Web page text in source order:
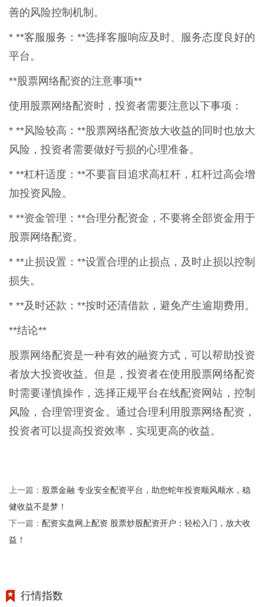
善的风险控制机制。
* **客服服务：**选择客服响应及时、服务态度良好的
平台。
**股票网络配资的注意事项**
使用股票网络配资时，投资者需要注意以下事项：
* **风险较高：**股票网络配资放大收益的同时也放大
风险，投资者需要做好亏损的心理准备。
* **杠杆适度：**不要盲目追求高杠杆，杠杆过高会增
加投资风险。
* **资金管理：**合理分配资金，不要将全部资金用于
股票网络配资。
* **止损设置：**设置合理的止损点，及时止损以控制
损失。
* **及时还款：**按时还清借款，避免产生逾期费用。
**结论**
股票网络配资是一种有效的融资方式，可以帮助投资
者放大投资收益。但是，投资者在使用股票网络配资
时需要谨慎操作，选择正规平台在线配资网站，控制
风险，合理管理资金。通过合理利用股票网络配资，
投资者可以提高投资效率，实现更高的收益。
上一篇： 股票金融 专业安全配资平台，助您蛇年投资顺风顺水，稳
健收益不是梦！
下一篇： 配资实盘网上配资 股票炒股配资开户：轻松入门，放大收
益！
行情指数